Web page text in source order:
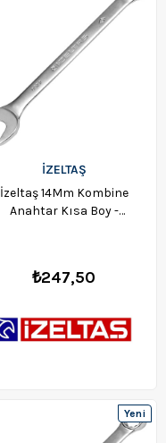
İZELTAŞ
İzeltaş 14Mm Kombine
Anahtar Kısa Boy -
₺247,50
Yeni
Ürün